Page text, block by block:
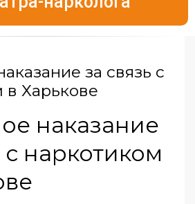
за связь с
в Харькове
наказание
с наркотиком